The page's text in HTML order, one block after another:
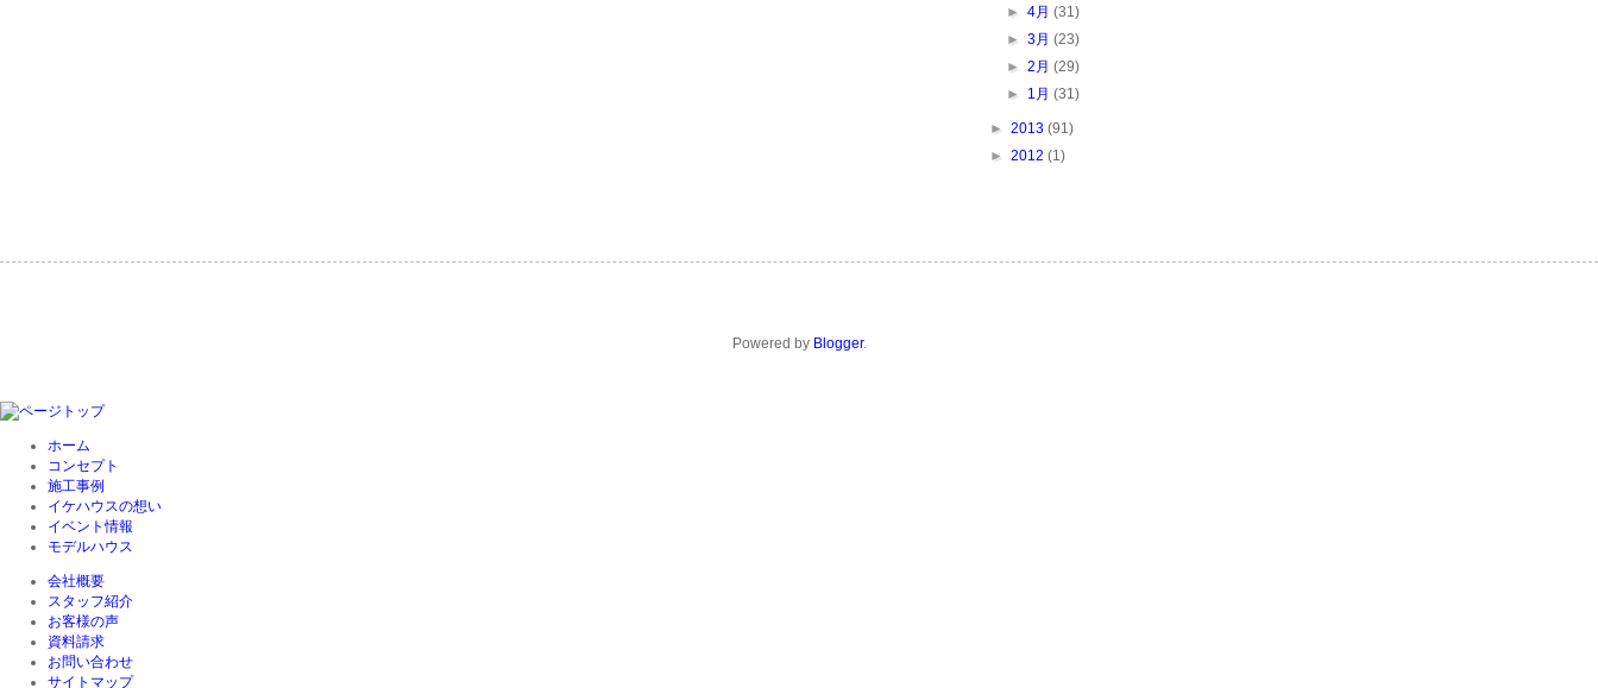
►4月 (31)
►3月 (23)
►2月 (29)
► 1月 (31)
► 2013 (91)
► 2012 (1)
Powered by Blogger.
ホーム
コンセプト
施工事例
イケハウスの想い
イベント情報
モデルハウス
会社概要
スタッフ紹介
お客様の声
資料請求
お問い合わせ
サイトマップ